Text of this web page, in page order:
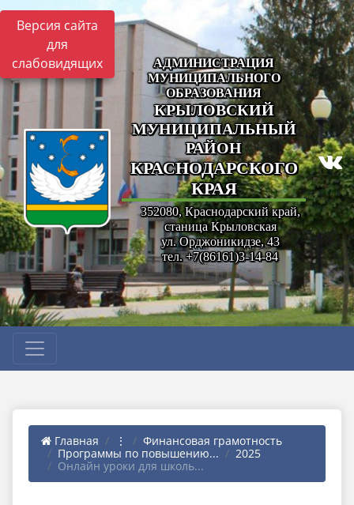
Версия сайта
для
слабовидящих
АДМИНИСТРАЦИЯ
МУНИЦИПАЛЬНОГО
ОБРАЗОВАНИЯ
КРЫЛОВСКИЙ
МУНИЦИПАЛЬНЫЙ
РАЙОН
КРАСНОДАРСКОГО
КРАЯ
352080, Краснодарский край,
станица Крыловская
ул. Орджоникидзе, 43
тел. +7(86161)3-14-84
Главная ⋮
Финансовая грамотность
Программы по повышению...
2025
Онлайн уроки для школь...